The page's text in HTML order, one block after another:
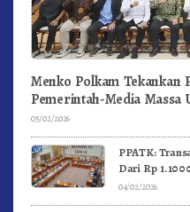
Menko Polkam Tekankan
Pemerintah-Media Massa
05/02/2026
PPATK:
Dari Rp
04/02/2026